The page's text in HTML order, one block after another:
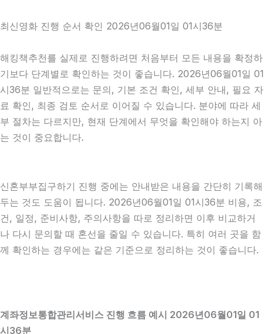
최신영화 진행 순서 확인 2026년06월01일 01시36분
해킹책추천를 실제로 진행하려면 처음부터 모든 내용을 확정하
기보다 단계별로 확인하는 것이 좋습니다. 2026년06월01일 01
시36분 일반적으로는 문의, 기본 조건 확인, 세부 안내, 필요 자
료 확인, 최종 검토 순서로 이어질 수 있습니다. 분야에 따라 세
부 절차는 다르지만, 현재 단계에서 무엇을 확인해야 하는지 아
는 것이 중요합니다.
신혼부부집구하기 진행 중에는 안내받은 내용을 간단히 기록해
두는 것도 도움이 됩니다. 2026년06월01일 01시36분 비용, 조
건, 일정, 준비사항, 주의사항을 따로 정리하면 이후 비교하거
나 다시 문의할 때 혼선을 줄일 수 있습니다. 특히 여러 곳을 함
께 확인하는 경우에는 같은 기준으로 정리하는 것이 좋습니다.
계좌정보통합관리서비스 진행 흐름 예시 2026년06월01일 01
시36분